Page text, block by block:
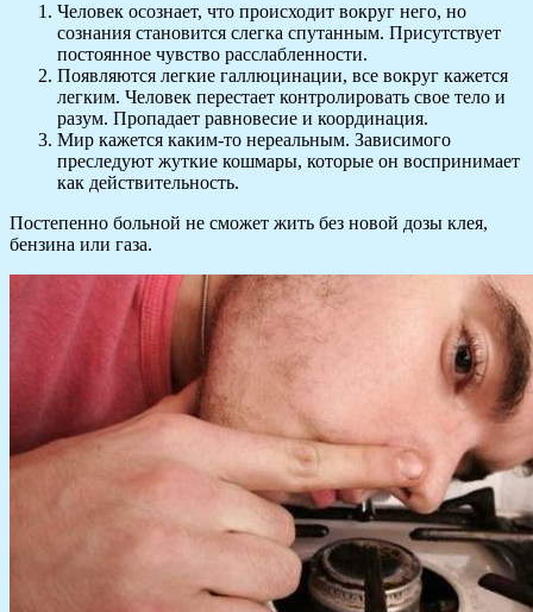
Человек осознает, что происходит вокруг него, но
сознания становится слегка спутанным. Присутствует
постоянное чувство расслабленности.
Появляются легкие галлюцинации, все вокруг кажется
легким. Человек перестает контролировать свое тело и
разум. Пропадает равновесие и координация.
Мир кажется каким-то нереальным. Зависимого
преследуют жуткие кошмары, которые он воспринимает
как действительность.
Постепенно больной не сможет жить без новой дозы клея,
бензина или газа.